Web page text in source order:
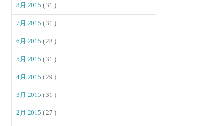
8月 2015( 31 )
7月 2015( 31 )
6月 2015( 28 )
5月 2015( 31 )
4月 2015( 29 )
3月 2015( 31 )
2月 2015( 27 )